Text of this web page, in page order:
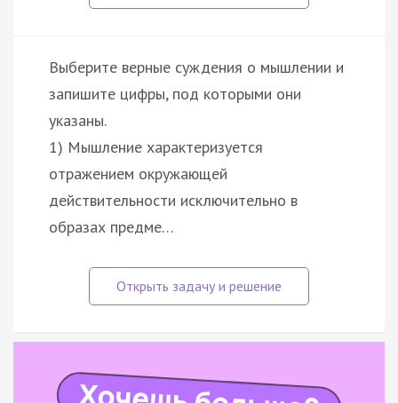
Выберите верные суждения о мышлении и
запишите цифры, под которыми они
указаны.
1) Мышление характеризуется
отражением окружающей
действительности исключительно в
образах предме…